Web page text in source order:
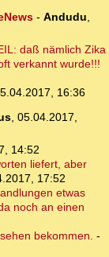
- Andudu,
daß nämlich Zika
verkannt wurde!!!
16:36
, 05.04.2017,
14:52
liefert, aber
17:52
etwas
noch an einen
bekommen. -